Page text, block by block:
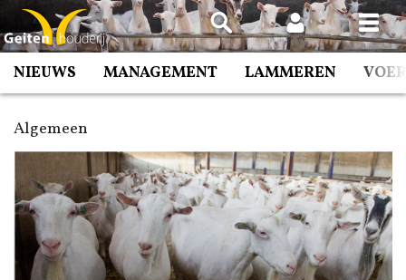
Spring
naar
inhoud
NIEUWS MANAGEMENT LAMMEREN
Algemeen